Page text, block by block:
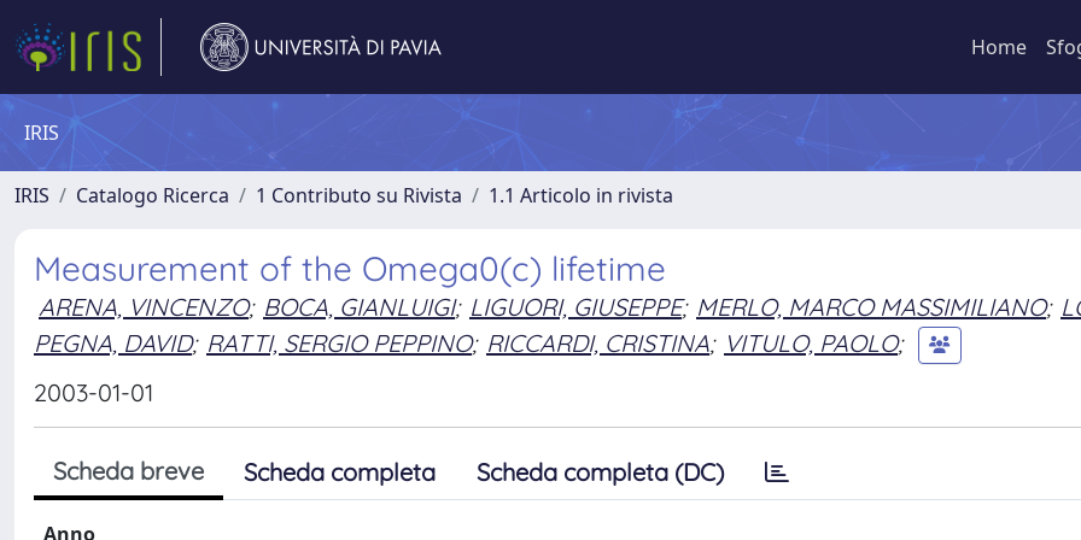
Home
IRIS
IRIS Catalogo Ricerca 1 Contributo su Rivista 1.1 Articolo in rivista
Measurement of the Omega0(c) lifetime
ARENA, VINCENZO; BOCA, GIANLUIGI; LIGUORI, GIUSEPPE; MERLO, MARCO MASSIMILIANO;
PEGNA, DAVID; RATTI, SERGIO PEPPINO; RICCARDI, CRISTINA; VITULO, PAOLO;
2003-01-01
Scheda breve Scheda completa Scheda completa (DC)
Anno